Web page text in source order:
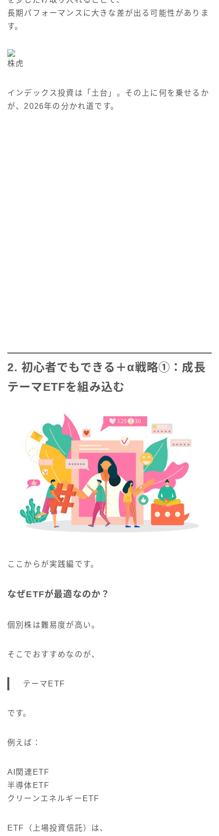
長期パフォーマンスに大きな差が出る可能性がありま
す。
株虎
インデックス投資は「土台」。その上に何を乗せるか
が、2026年の分かれ道です。
2. 初心者でもできる＋α戦略①：成長
テーマETFを組み込む
ここからが実践編です。
なぜETFが最適なのか？
個別株は難易度が高い。
そこでおすすめなのが、
テーマETF
です。
例えば：
AI関連ETF
半導体ETF
クリーンエネルギーETF
ETF（上場投資信託）は、